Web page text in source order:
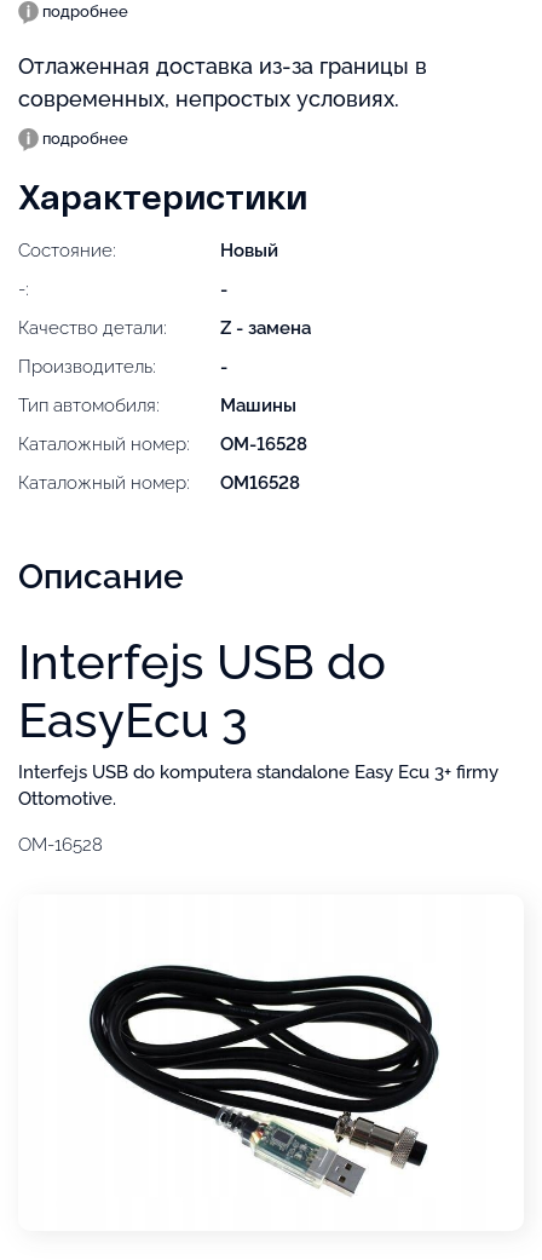
подробнее
Отлаженная доставка из-за границы в
современных, непростых условиях.
подробнее
Характеристики
Состояние:
Новый
-:
-
Качество детали:
Z - замена
Производитель:
-
Тип автомобиля:
Машины
Каталожный номер:
OM-16528
Каталожный номер:
OM16528
Описание
Interfejs USB do
EasyEcu 3
Interfejs USB do komputera standalone Easy Ecu 3+ firmy
Ottomotive.
OM-16528